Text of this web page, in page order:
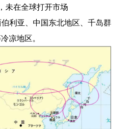
未在全球打开市场
利亚、中国东北地区、千岛群
凉地区。